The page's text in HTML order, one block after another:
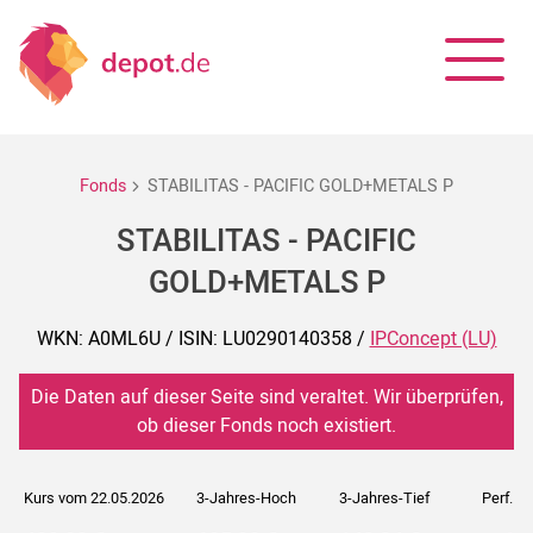
Fonds STABILITAS - PACIFIC GOLD+METALS P
STABILITAS - PACIFIC
GOLD+METALS P
WKN: A0ML6U / ISIN: LU0290140358 /IPConcept (LU)
Die Daten auf dieser Seite sind veraltet. Wir überprüfen,
ob dieser Fonds noch existiert.
Kurs vom 22.05.2026 3-Jahres-Hoch 3-Jahres-Tief Perf. 5J